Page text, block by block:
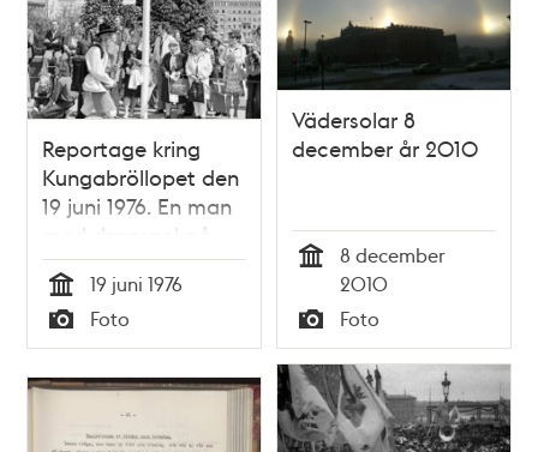
Reportage kring
Kungabröllopet den
19 juni 1976. En man
med dragspel på
ryggen och skylten
""Mora Kompani""
tågar över Norrbro.
Åskådare, en del
med svenska
flaggan i handen,
står längs broräcket
Tid
19 juni 1976
Typ
Foto
Vädersolar 8
december år 2010
8 december
2010
Typ
Foto